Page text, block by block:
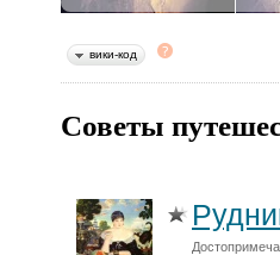
вики-код
Советы